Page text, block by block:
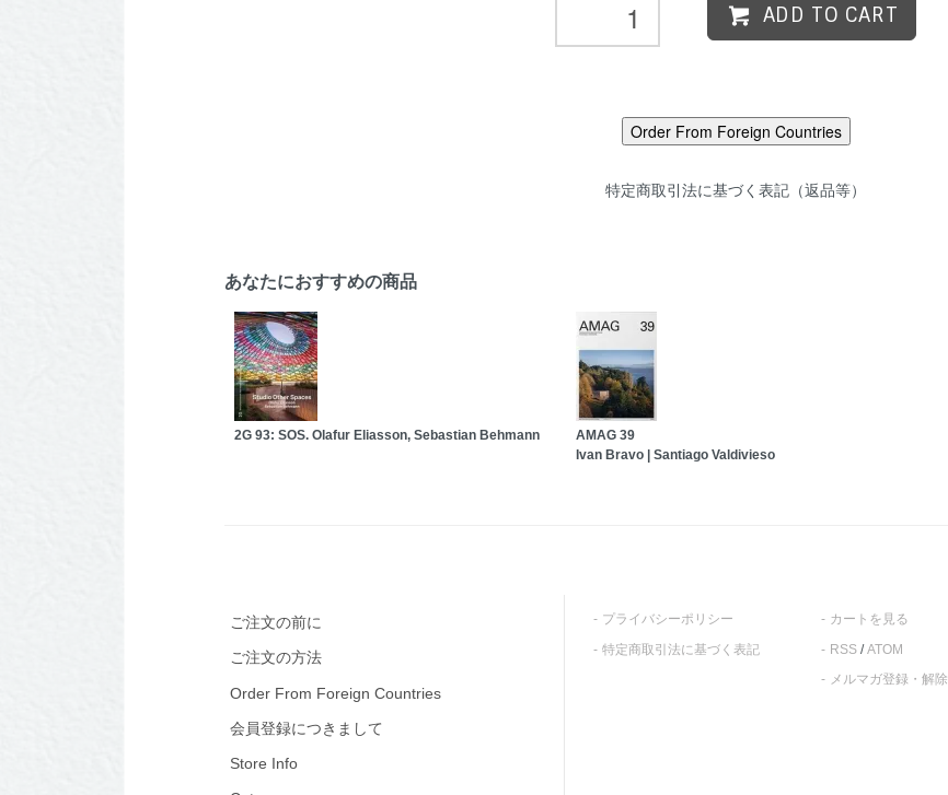
ADD TO CART
特定商取引法に基づく表記（返品等）
あなたにおすすめの商品
2G 93: SOS. Olafur Eliasson, Sebastian Behmann
AMAG 39
Ivan Bravo | Santiago Valdivieso
ご注文の前に
ご注文の方法
Order From Foreign Countries
会員登録につきまして
Store Info
プライバシーポリシー
特定商取引法に基づく表記
カートを見る
RSS/ATOM
メルマガ登録・解除